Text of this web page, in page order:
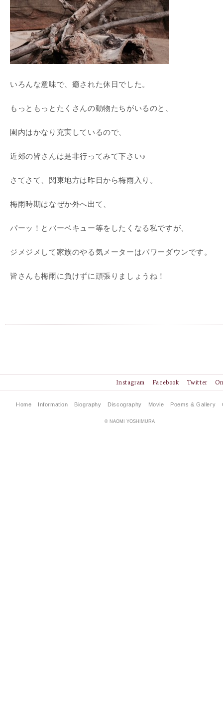
いろんな意味で、癒された休日でした。
もっともっとたくさんの動物たちがいるのと、
園内はかなり充実しているので、
近郊の皆さんは是非行ってみて下さい♪
さてさて、関東地方は昨日から梅雨入り。
梅雨時期はなぜか外へ出て、
パーッ！とバーベキュー等をしたくなる私ですが、
ジメジメして家族のやる気メーターはパワーダウンです。
皆さんも梅雨に負けずに頑張りましょうね！
Twitter
Facebook
Instagram
Home Information Biography Discography Movie Poems & Gallery
© NAOMI YOSHIMURA